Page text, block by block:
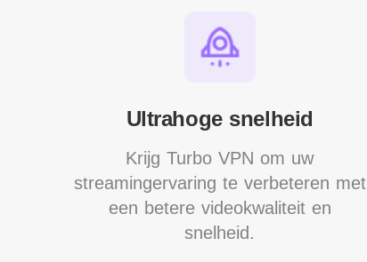
Ultrahoge snelheid
Krijg Turbo VPN om uw
streamingervaring te verbeteren met
een betere videokwaliteit en
snelheid.